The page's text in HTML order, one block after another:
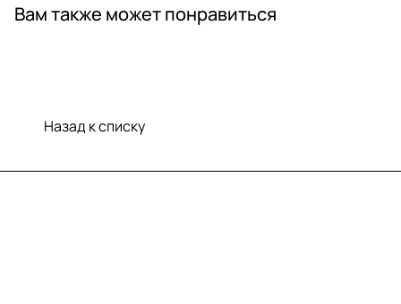
Вам также может понравиться
Назад к списку